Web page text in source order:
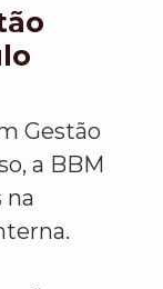
Gestão
a BBM
na